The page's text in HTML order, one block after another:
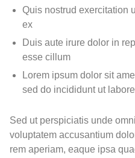
Quis nostrud exercitation
ex
Duis aute irure dolor in
esse cillum
Lorem ipsum dolor sit
sed do incididunt ut
Sed ut perspiciatis unde
voluptatem accusantium
rem aperiam, eaque ipsa